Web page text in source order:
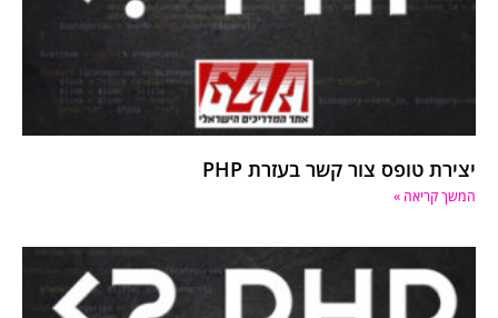
יצירת טופס צור קשר בעזרת PHP
המשך קריאה »